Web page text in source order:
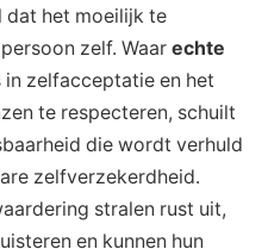
dat het ‍moeilijk te
zelf. Waar echte ​
⁢zelfacceptatie en het
te respecteren, schuilt
die wordt verhuld
zelfverzekerdheid.
stralen rust uit,
en kunnen hun